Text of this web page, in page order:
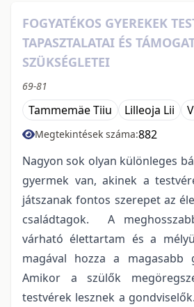
FOGYATÉKOS GYEREKEK
TAPASZTALATAI ÉS
SZÜKSÉGLETEI
69-81
Tammemäe Tiiu Lilleoja Lii
Megtekintések száma:882
Nagyon sok olyan különleges
gyermek van, akinek a
játszanak fontos szerepet az
családtagok. A
várható élettartam és a
magával hozza a magasabb
Amikor a szülők
testvérek lesznek a